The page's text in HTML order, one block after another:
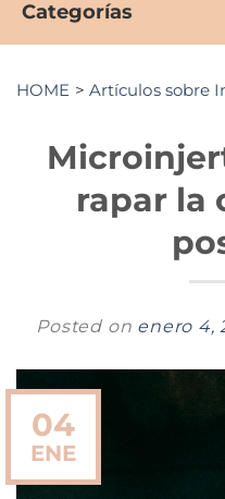
Categorías
HOME > Artículos sobre
rapar la
Posted on enero 4,
04
ENE